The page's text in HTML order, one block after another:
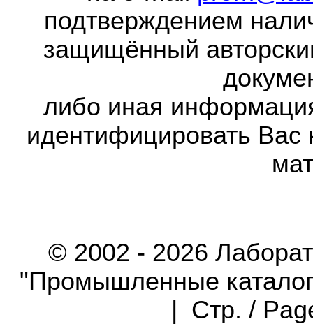
подтверждением
защищённый
либо иная
идентифицировать Вас
© 2002 - 2026
"Промышленные
| Стр. /